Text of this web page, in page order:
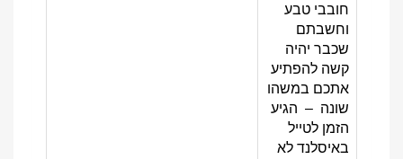
חובבי טבע
וחשבתם
שכבר יהיה
קשה להפתיע
אתכם במשהו
שונה – הגיע
הזמן לטייל
באיסלנד לא